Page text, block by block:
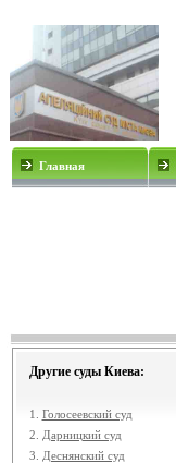
Главная
Другие суды Киева:
1. Голосеевский суд
2.
Дарницкий суд
3.
Деснянский суд